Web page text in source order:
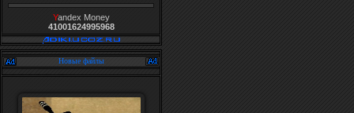
Yandex Money
41001624995968
Новые файлы